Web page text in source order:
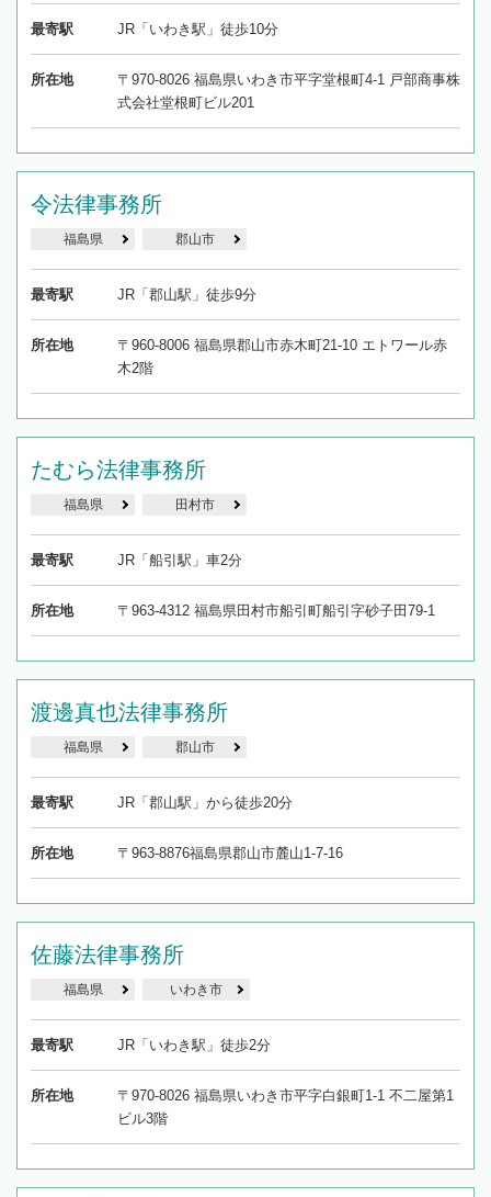
最寄駅 JR「いわき駅」徒歩10分
所在地
〒970-8026 福島県いわき市平字堂根町4-1 戸部商事株
式会社堂根町ビル201
令法律事務所
福島県 郡山市
最寄駅 JR「郡山駅」徒歩9分
所在地
〒960-8006 福島県郡山市赤木町21-10 エトワール赤
木2階
たむら法律事務所
福島県 田村市
最寄駅 JR「船引駅」車2分
所在地 〒963-4312 福島県田村市船引町船引字砂子田79-1
渡邊真也法律事務所
福島県 郡山市
最寄駅 JR「郡山駅」から徒歩20分
所在地 〒963-8876福島県郡山市麓山1-7-16
佐藤法律事務所
福島県 いわき市
最寄駅 JR「いわき駅」徒歩2分
所在地
〒970-8026 福島県いわき市平字白銀町1-1 不二屋第1
ビル3階